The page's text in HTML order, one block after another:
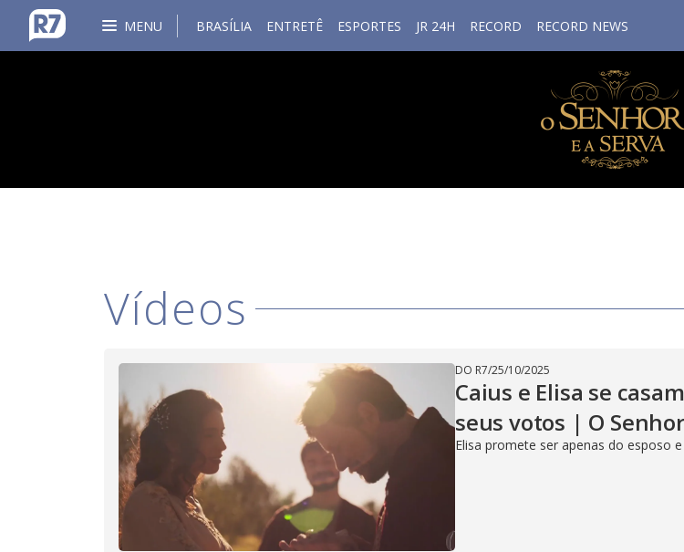
MENU BRASÍLIA ENTRETÊ ESPORTES JR 24H RECORD RECORD NEWS
Vídeos
DO R7/25/10/2025
Caius e Elisa se
seus votos | O
Elisa promete ser apenas do esposo